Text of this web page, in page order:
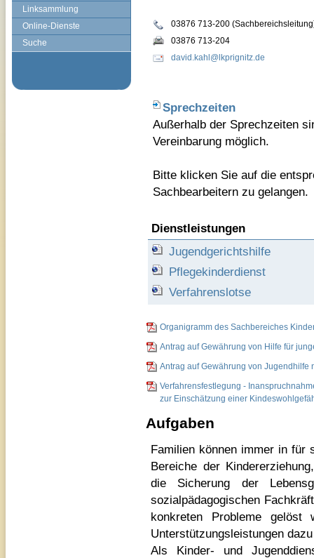
Linksammlung
Online-Dienste
Suche
03876 713-200
03876 713-204
david.kahl@lkprignitz.de
Sprechzeiten
Außerhalb der Sprechzeiten
Vereinbarung möglich.
Bitte klicken Sie auf die
Sachbearbeitern zu gelangen.
Dienstleistungen
Jugendgerichtshilfe
Pflegekinderdienst
Verfahrenslotse
Organigramm des Sachbereiches
Antrag auf Gewährung von Hilfe für
Antrag auf Gewährung von Jugendhilfe
Verfahrensfestlegung -
zur Einschätzung einer
Aufgaben
Familien können immer in für
Bereiche der
die Sicherung der
sozialpädagogischen
konkreten Probleme gelöst
Unterstützungsleistungen
Als Kinder- und